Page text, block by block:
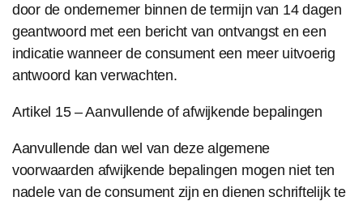
door de ondernemer binnen de termijn van 14 dagen
geantwoord met een bericht van ontvangst en een
indicatie wanneer de consument een meer uitvoerig
antwoord kan verwachten.
Artikel 15 – Aanvullende of afwijkende bepalingen
Aanvullende dan wel van deze algemene
voorwaarden afwijkende bepalingen mogen niet ten
nadele van de consument zijn en dienen schriftelijk te